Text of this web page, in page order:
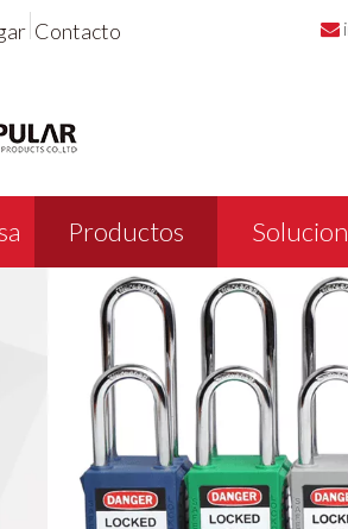
Contacto 
Productos